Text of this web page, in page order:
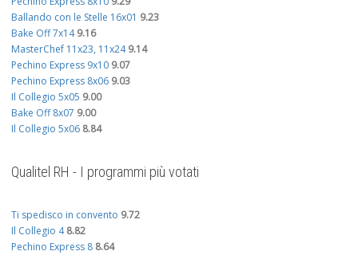
Ballando con le Stelle 16x01 9.23
Bake Off 7x14 9.16
MasterChef 11x23, 11x24 9.14
Pechino Express 9x10 9.07
Pechino Express 8x06 9.03
Il Collegio 5x05 9.00
Bake Off 8x07 9.00
Il Collegio 5x06 8.84
Qualitel RH - I programmi più votati
Ti spedisco in convento 9.72
Il Collegio 4 8.82
Pechino Express 8 8.64